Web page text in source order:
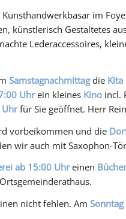
im
künstlerisch Gestaltetes
Lederaccessoires,
Samstagnachmittagdie
Uhrein kleines Kino incl.
Uhrfür Sie geöffnet. Herr
vorbeikommen und die
wir auch mit Saxophon-
ab 15:00 Uhreinen
nicht fehlen. Am